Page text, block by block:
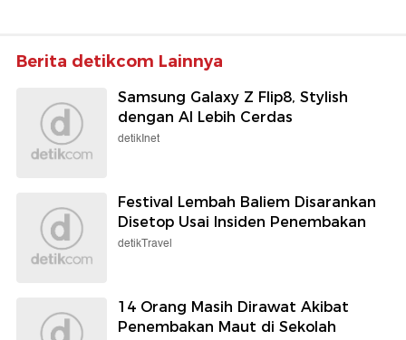
Berita detikcom Lainnya
Samsung Galaxy Z Flip8, Stylish
dengan AI Lebih Cerdas
detikInet
Festival Lembah Baliem Disarankan
Disetop Usai Insiden Penembakan
detikTravel
14 Orang Masih Dirawat Akibat
Penembakan Maut di Sekolah